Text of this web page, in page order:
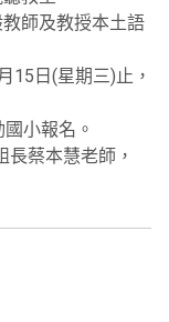
師及教授本土語
15日(星期三)止，
小報名。
蔡本慧老師，